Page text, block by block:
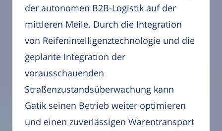
der autonomen B2B-Logistik auf der
mittleren Meile. Durch die Integration
von Reifenintelligenztechnologie und die
geplante Integration der
vorausschauenden
Straßenzustandsüberwachung kann
Gatik seinen Betrieb weiter optimieren
und einen zuverlässigen Warentransport